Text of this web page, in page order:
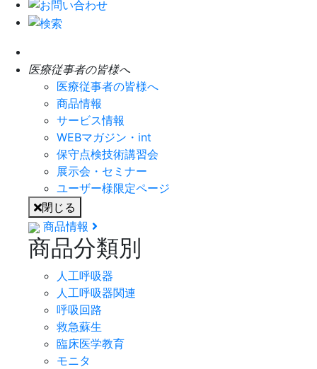
医療従事者の皆様へ
医療従事者の皆様へ
商品情報
サービス情報
WEBマガジン・int
保守点検技術講習会
展示会・セミナー
ユーザー様限定ページ
閉じる
商品情報
商品分類別
人工呼吸器
人工呼吸器関連
呼吸回路
救急蘇生
臨床医学教育
モニタ